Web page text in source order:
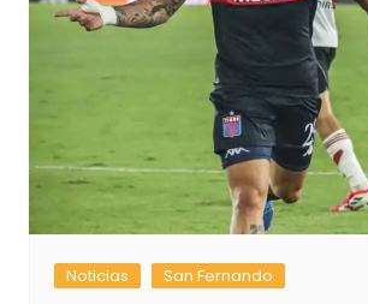
Noticias San Fernando